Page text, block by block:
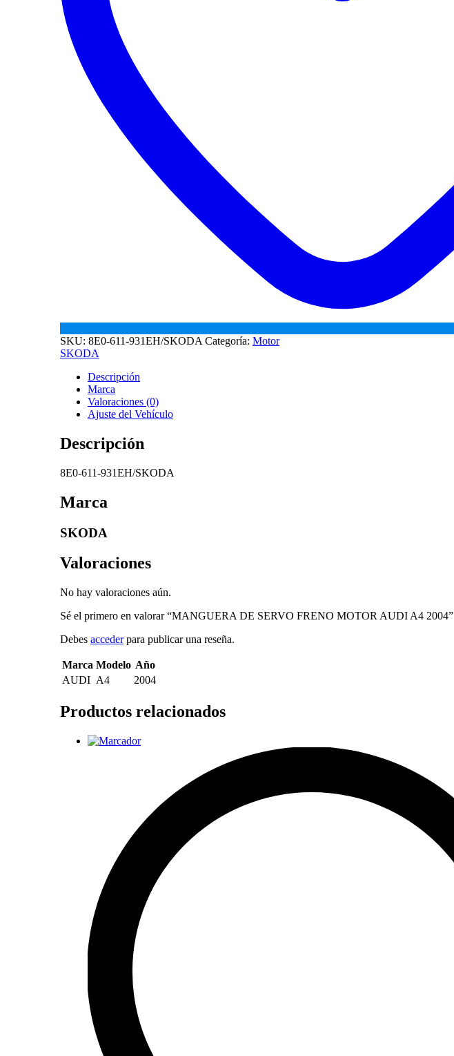
SKU: 8E0-611-931EH/SKODA Categoría: Motor
SKODA
Descripción
Marca
Valoraciones (0)
Ajuste del Vehículo
Descripción
8E0-611-931EH/SKODA
Marca
SKODA
Valoraciones
No hay valoraciones aún.
Sé el primero en valorar “MANGUERA DE SERVO FRENO MOTOR AUDI A4 2004”
Debes accederpara publicar una reseña.
Marca Modelo Año
AUDI A4 2004
Productos relacionados